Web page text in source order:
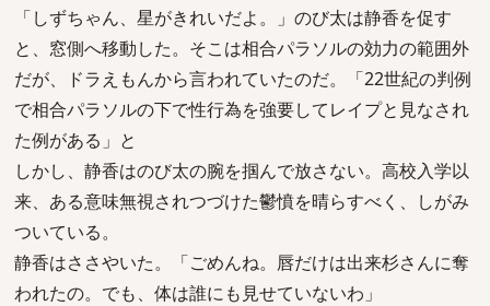
「しずちゃん、星がきれいだよ。」のび太は静香を促す
と、窓側へ移動した。そこは相合パラソルの効力の範囲外
だが、ドラえもんから言われていたのだ。「22世紀の判例
で相合パラソルの下で性行為を強要してレイプと見なされ
た例がある」と
しかし、静香はのび太の腕を掴んで放さない。高校入学以
来、ある意味無視されつづけた鬱憤を晴らすべく、しがみ
ついている。
静香はささやいた。「ごめんね。唇だけは出来杉さんに奪
われたの。でも、体は誰にも見せていないわ」